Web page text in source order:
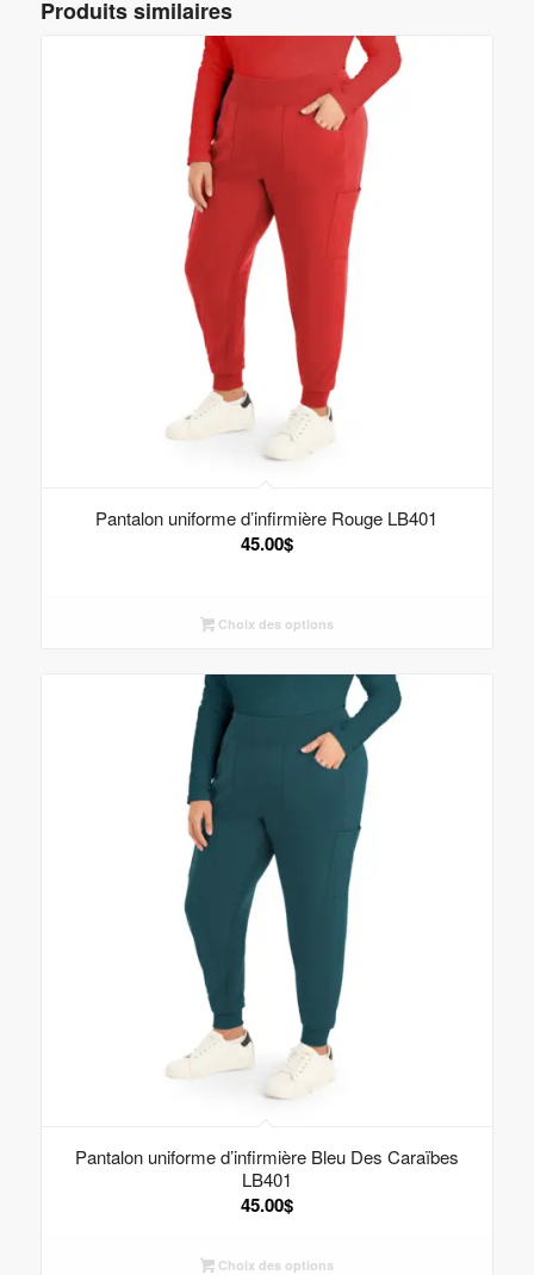
Produits similaires
Pantalon uniforme d’infirmière Rouge LB401
45.00$
Choix des options
Pantalon uniforme d’infirmière Bleu Des Caraïbes
LB401
45.00$
Choix des options